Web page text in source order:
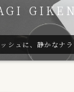
GIKEN
シュに、静かなナ